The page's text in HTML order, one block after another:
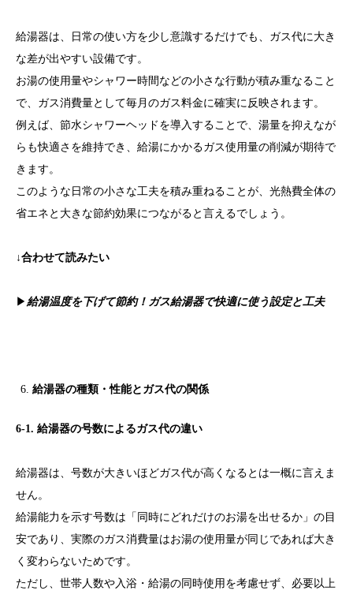
給湯器は、日常の使い方を少し意識するだけでも、ガス代に大き
な差が出やすい設備です。
お湯の使用量やシャワー時間などの小さな行動が積み重なること
で、ガス消費量として毎月のガス料金に確実に反映されます。
例えば、節水シャワーヘッドを導入することで、湯量を抑えなが
らも快適さを維持でき、給湯にかかるガス使用量の削減が期待で
きます。
このような日常の小さな工夫を積み重ねることが、光熱費全体の
省エネと大きな節約効果につながると言えるでしょう。
↓合わせて読みたい
▶ 給湯温度を下げて節約！ガス給湯器で快適に使う設定と工夫
給湯器の種類・性能とガス代の関係
6-1. 給湯器の号数によるガス代の違い
給湯器は、号数が大きいほどガス代が高くなるとは一概に言えま
せん。
給湯能力を示す号数は「同時にどれだけのお湯を出せるか」の目
安であり、実際のガス消費量はお湯の使用量が同じであれば大き
く変わらないためです。
ただし、世帯人数や入浴・給湯の同時使用を考慮せず、必要以上